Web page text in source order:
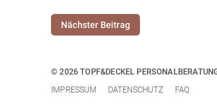
Nächster Beitrag
© 2026 TOPF&DECKEL
IMPRESSUM
DATENSCHUTZ FAQ